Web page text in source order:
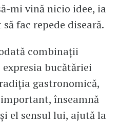
mi vină nicio idee, ia
fac repede diseară.
combinații
bucătăriei
gastronomică,
înseamnă
el sensul lui, ajută la